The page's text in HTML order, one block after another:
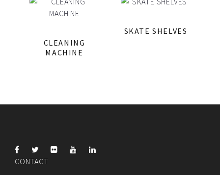
CLEANING
MACHINE
SKATE SHELVES
CONTACT